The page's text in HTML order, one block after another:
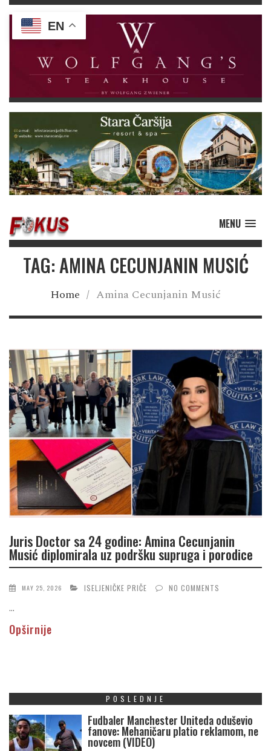
MENU
TAG: AMINA CECUNJANIN MUSIĆ
Home / Amina Cecunjanin Musić
Juris Doctor sa 24 godine: Amina Cecunjanin
Musić diplomirala uz podršku supruga i porodice
MAY 25, 2026 ISELJENIČKE PRIČE NO COMMENTS
...
Opširnije
POSLEDNJE
Fudbaler Manchester Uniteda oduševio
fanove: Mehaničaru platio reklamom, ne
novcem (VIDEO)
EN